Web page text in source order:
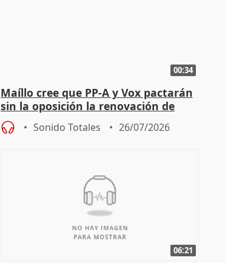
00:34
Maíllo cree que PP-A y Vox pactarán
sin la oposición la renovación de
órganos como el Defensor
Sonido Totales 26/07/2026
06:21